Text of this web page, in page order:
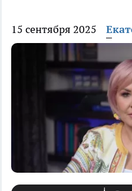
15 сентября 2025